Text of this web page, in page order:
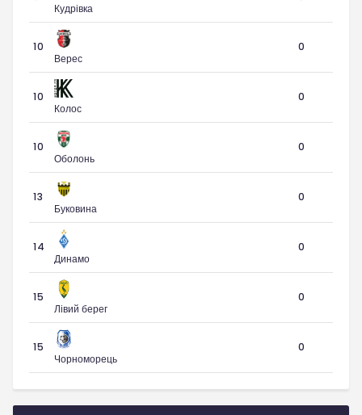
Кудрівка
10
Верес
0
10
Колос
0
10
Оболонь
0
13
Буковина
0
14
Динамо
0
15
Лівий берег
0
15
Чорноморець
0